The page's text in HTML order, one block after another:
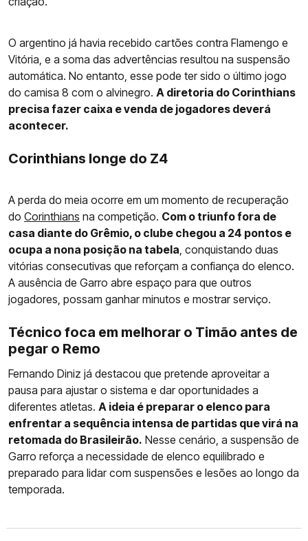
O argentino já havia recebido cartões contra Flamengo e
Vitória, e a soma das advertências resultou na suspensão
automática. No entanto, esse pode ter sido o último jogo
do camisa 8 com o alvinegro. A diretoria do Corinthians
precisa fazer caixa e venda de jogadores deverá
acontecer.
Corinthians longe do Z4
A perda do meia ocorre em um momento de recuperação
do Corinthians na competição. Com o triunfo fora de
casa diante do Grêmio, o clube chegou a 24 pontos e
ocupa a nona posição na tabela , conquistando duas
vitórias consecutivas que reforçam a confiança do elenco.
A ausência de Garro abre espaço para que outros
jogadores, possam ganhar minutos e mostrar serviço.
Técnico foca em melhorar o Timão antes de
pegar o Remo
Fernando Diniz já destacou que pretende aproveitar a
pausa para ajustar o sistema e dar oportunidades a
diferentes atletas. A ideia é preparar o elenco para
enfrentar a sequência intensa de partidas que virá na
retomada do Brasileirão. Nesse cenário, a suspensão de
Garro reforça a necessidade de elenco equilibrado e
preparado para lidar com suspensões e lesões ao longo da
temporada.